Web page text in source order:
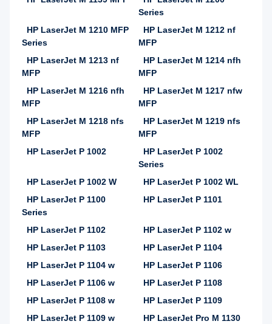
Series
HP LaserJet M 1210 MFP
Series
HP LaserJet M 1212 nf
MFP
HP LaserJet M 1213 nf
MFP
HP LaserJet M 1214 nfh
MFP
HP LaserJet M 1216 nfh
MFP
HP LaserJet M 1217 nfw
MFP
HP LaserJet M 1218 nfs
MFP
HP LaserJet M 1219 nfs
MFP
HP LaserJet P 1002
HP LaserJet P 1002
Series
HP LaserJet P 1002 W
HP LaserJet P 1002 WL
HP LaserJet P 1100
Series
HP LaserJet P 1101
HP LaserJet P 1102
HP LaserJet P 1102 w
HP LaserJet P 1103
HP LaserJet P 1104
HP LaserJet P 1104 w
HP LaserJet P 1106
HP LaserJet P 1106 w
HP LaserJet P 1108
HP LaserJet P 1108 w
HP LaserJet P 1109
HP LaserJet P 1109 w
HP LaserJet Pro M 1130